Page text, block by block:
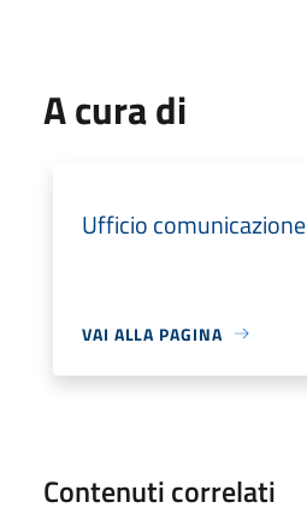
A cura di
Ufficio comunicazione
VAI ALLA PAGINA
Contenuti correlati